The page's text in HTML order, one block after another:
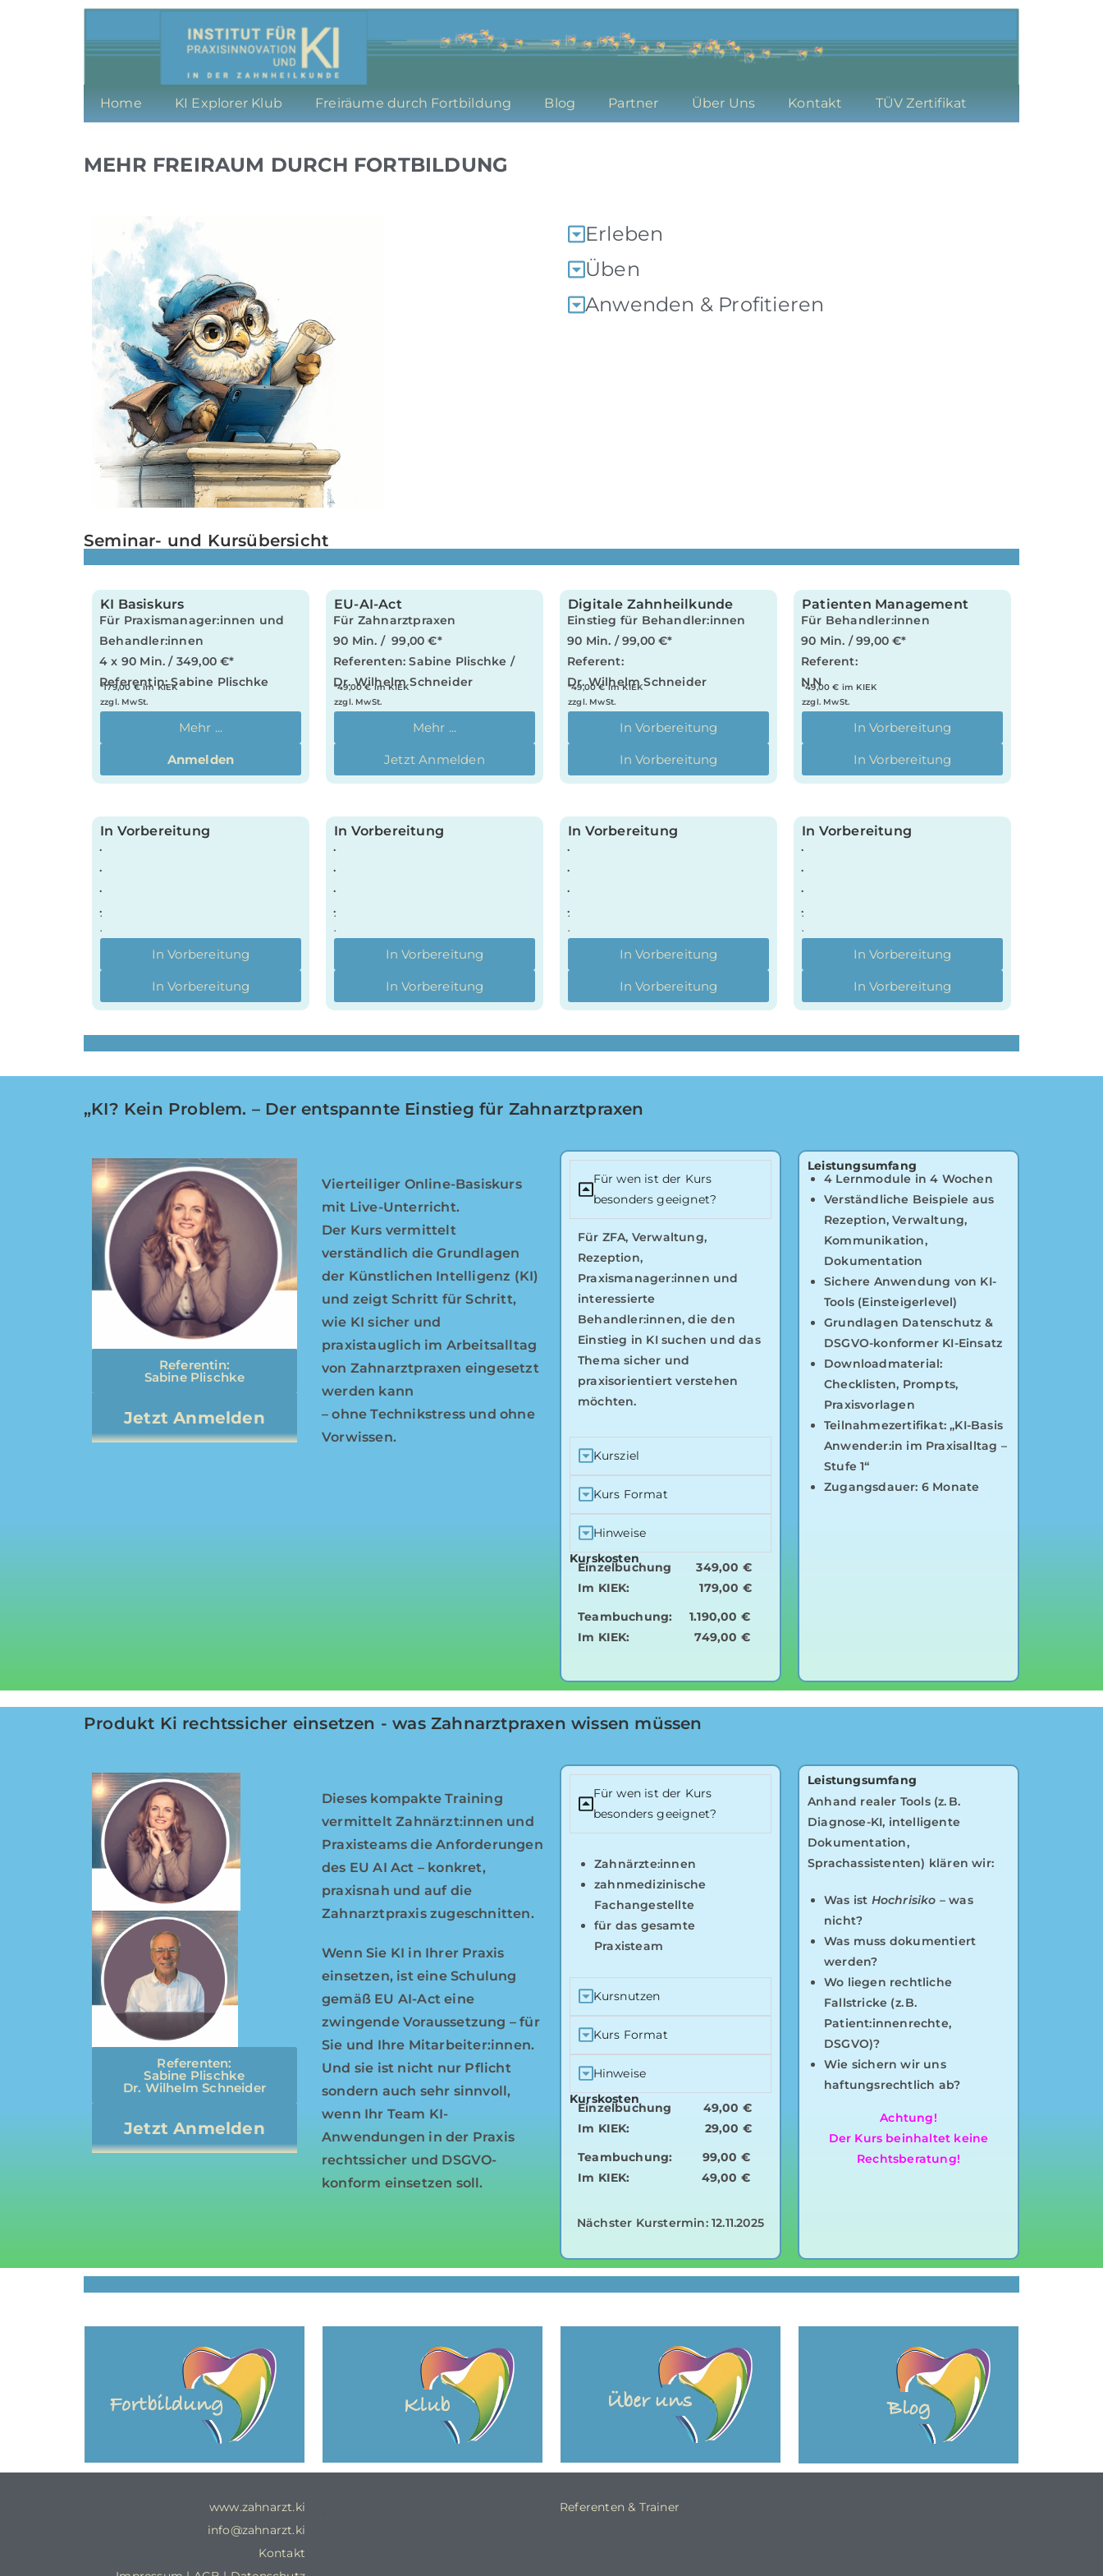
Home KI Explorer Klub Freiräume durch Fortbildung Blog Partner Über Uns Kontakt TÜV Zertifikat
MEHR FREIRAUM DURCH FORTBILDUNG
Erleben
Üben
Anwenden & Profitieren
Seminar- und Kursübersicht
KI Basiskurs
Für Praxismanager:innen und
Behandler:innen
4 x 90 Min. / 349,00 €*
Referentin: Sabine Plischke
*179,00 € im KIEK
zzgl. MwSt.
Mehr ...
Anmelden
EU-AI-Act
Für Zahnarztpraxen
90 Min. / 99,00 €*
Referenten: Sabine Plischke /
Dr. Wilhelm Schneider
*49,00 € im KIEK
zzgl. MwSt.
Mehr ...
Jetzt Anmelden
Digitale Zahnheilkunde
Einstieg für Behandler:innen
90 Min. / 99,00 €*
Referent:
Dr. Wilhelm Schneider
*49,00 € im KIEK
zzgl. MwSt.
In Vorbereitung
In Vorbereitung
Patienten Management
Für Behandler:innen
90 Min. / 99,00 €*
Referent:
N.N
*49,00 € im KIEK
zzgl. MwSt.
In Vorbereitung
In Vorbereitung
In Vorbereitung
.
.
.
..
.
In Vorbereitung
In Vorbereitung
In Vorbereitung
.
.
.
..
.
In Vorbereitung
In Vorbereitung
In Vorbereitung
.
.
.
..
.
In Vorbereitung
In Vorbereitung
In Vorbereitung
.
.
.
..
.
In Vorbereitung
In Vorbereitung
„KI? Kein Problem. – Der entspannte Einstieg für Zahnarztpraxen
Referentin:
Sabine Plischke
Jetzt Anmelden
Vierteiliger Online-Basiskurs
mit Live-Unterricht.
Der Kurs vermittelt
verständlich die Grundlagen
der Künstlichen Intelligenz (KI)
und zeigt Schritt für Schritt,
wie KI sicher und
praxistauglich im Arbeitsalltag
von Zahnarztpraxen eingesetzt
werden kann
– ohne Technikstress und ohne
Vorwissen.
Für wen ist der Kurs
besonders geeignet?
Für ZFA, Verwaltung,
Rezeption,
Praxismanager:innen und
interessierte
Behandler:innen, die den
Einstieg in KI suchen und das
Thema sicher und
praxisorientiert verstehen
möchten.
Kursziel
Kurs Format
Hinweise
Kurskosten
Einzelbuchung
Im KIEK:
349,00 €
179,00 €
Teambuchung:
Im KIEK:
1.190,00 €
749,00 €
Leistungsumfang
4 Lernmodule in 4 Wochen
Verständliche Beispiele aus
Rezeption, Verwaltung,
Kommunikation,
Dokumentation
Sichere Anwendung von KI-
Tools (Einsteigerlevel)
Grundlagen Datenschutz &
DSGVO-konformer KI-Einsatz
Downloadmaterial:
Checklisten, Prompts,
Praxisvorlagen
Teilnahmezertifikat: „KI-Basis
Anwender:in im Praxisalltag –
Stufe 1“
Zugangsdauer: 6 Monate
Produkt Ki rechtssicher einsetzen - was Zahnarztpraxen wissen müssen
Referenten:
Sabine Plischke
Dr. Wilhelm Schneider
Jetzt Anmelden
Dieses kompakte Training
vermittelt Zahnärzt:innen und
Praxisteams die Anforderungen
des EU AI Act – konkret,
praxisnah und auf die
Zahnarztpraxis zugeschnitten.
Wenn Sie KI in Ihrer Praxis
einsetzen, ist eine Schulung
gemäß EU AI-Act eine
zwingende Voraussetzung – für
Sie und Ihre Mitarbeiter:innen.
Und sie ist nicht nur Pflicht
sondern auch sehr sinnvoll,
wenn Ihr Team KI-
Anwendungen in der Praxis
rechtssicher und DSGVO-
konform einsetzen soll.
Für wen ist der Kurs
besonders geeignet?
Zahnärzte:innen
zahnmedizinische
Fachangestellte
für das gesamte
Praxisteam
Kursnutzen
Kurs Format
Hinweise
Nächster Kurstermin: 12.11.2025
Kurskosten
Einzelbuchung
Im KIEK:
49,00 €
29,00 €
Teambuchung:
Im KIEK:
99,00 €
49,00 €
Leistungsumfang
Anhand realer Tools (z. B.
Diagnose-KI, intelligente
Dokumentation,
Sprachassistenten) klären wir:
Was ist Hochrisiko – was
nicht?
Was muss dokumentiert
werden?
Wo liegen rechtliche
Fallstricke (z. B.
Patient:innenrechte,
DSGVO)?
Wie sichern wir uns
haftungsrechtlich ab?
Achtung!
Der Kurs beinhaltet keine
Rechtsberatung!
www.zahnarzt.ki
info@zahnarzt.ki
Kontakt
Referenten & Trainer